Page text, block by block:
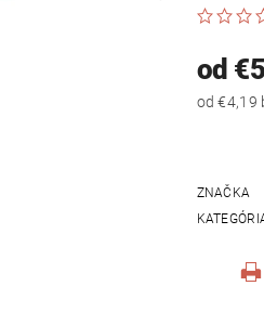
od
ZNAČKA